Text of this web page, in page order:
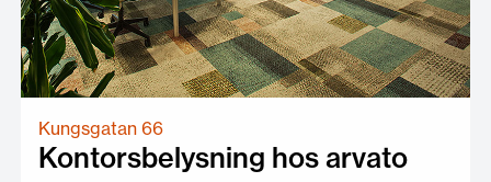
Kungsgatan 66
Kontorsbelysning hos arvato